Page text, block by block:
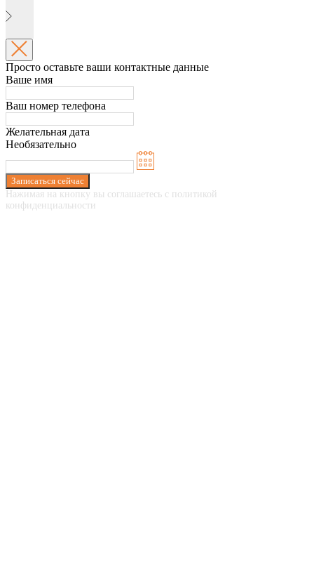
Просто оставьте ваши контактные данные
Ваше имя
Ваш номер телефона
Желательная дата
Необязательно
Записаться сейчас
Нажимая на кнопку вы соглашаетесь с политикой
конфиденциальности